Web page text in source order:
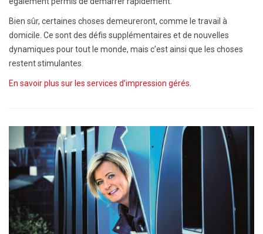
Bien sûr, certaines choses demeureront, comme le travail à
domicile. Ce sont des défis supplémentaires et de nouvelles
dynamiques pour tout le monde, mais c’est ainsi que les choses
restent stimulantes.
En savoir plus sur les services d’impression gérés.